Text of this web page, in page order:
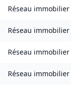
Réseau immobilier
Réseau immobilier
Réseau immobilier
Réseau immobilier